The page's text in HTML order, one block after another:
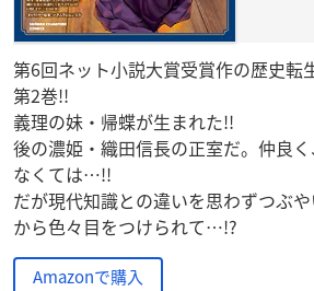
第6回ネット小説大賞受賞作の歴史転
第2巻!!
義理の妹・帰蝶が生まれた!!
後の濃姫・織田信長の正室だ。仲良
なくては…!!
だが現代知識との違いを思わずつぶ
から色々目をつけられて…!?
Amazonで購入